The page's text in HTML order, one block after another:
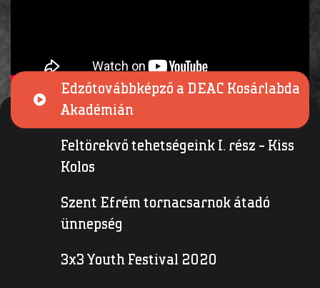
Edzőtovábbképző a DEAC Kosárlabda
Akadémián
Feltörekvő tehetségeink I. rész - Kiss
Kolos
Szent Efrém tornacsarnok átadó
ünnepség
3x3 Youth Festival 2020